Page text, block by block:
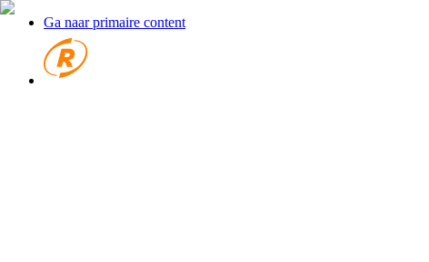
Ga naar primaire content